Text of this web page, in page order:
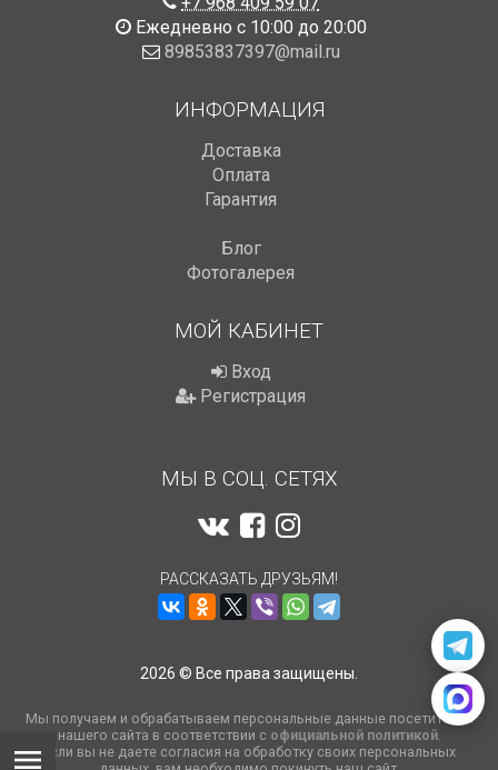
Ежедневно с 10:00 до 20:00
89853837397@mail.ru
ИНФОРМАЦИЯ
Доставка
Оплата
Гарантия
Блог
Фотогалерея
МОЙ КАБИНЕТ
Вход
Регистрация
МЫ В СОЦ. СЕТЯХ
РАССКАЗАТЬ ДРУЗЬЯМ!
2026 © Все права защищены.
Мы получаем и обрабатываем персональные данные посетителей
нашего сайта в соответствии с официальной политикой.
Если вы не даете согласия на обработку своих персональных